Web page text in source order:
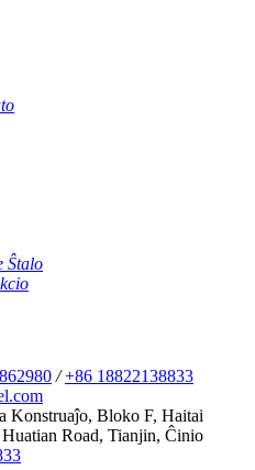
Ŝtalo
/ +86 18822138833
Konstruaĵo, Bloko F, ​​Haitai
Road, Tianjin, Ĉinio